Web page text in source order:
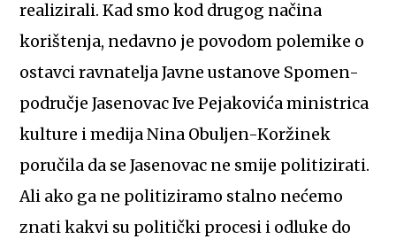
realizirali. Kad smo kod drugog načina
korištenja, nedavno je povodom polemike o
ostavci ravnatelja Javne ustanove Spomen-
područje Jasenovac Ive Pejakovića ministrica
kulture i medija Nina Obuljen-Koržinek
poručila da se Jasenovac ne smije politizirati.
Ali ako ga ne politiziramo stalno nećemo
znati kakvi su politički procesi i odluke do